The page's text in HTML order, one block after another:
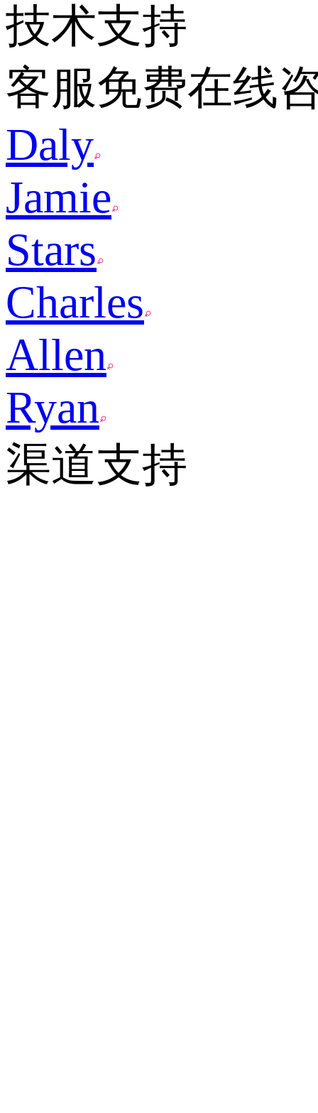
技术支持
客服免费在线
Daly
Jamie
Stars
Charles
Allen
Ryan
渠道支持